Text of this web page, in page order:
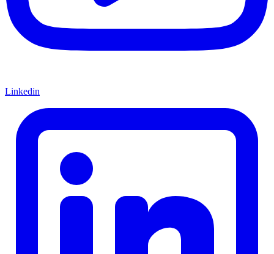
Linkedin